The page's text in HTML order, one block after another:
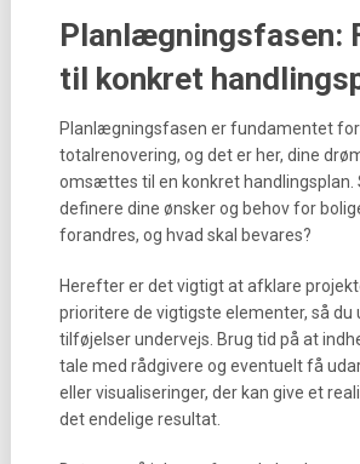
Planlægningsfasen:
til konkret
Planlægningsfasen er fundamentet
totalrenovering, og det er her, dine
omsættes til en konkret handlingsplan.
definere dine ønsker og behov for
forandres, og hvad skal bevares?
Herefter er det vigtigt at afklare
prioritere de vigtigste elementer, så du
tilføjelser undervejs. Brug tid på at
tale med rådgivere og eventuelt få
eller visualiseringer, der kan give et
det endelige resultat.